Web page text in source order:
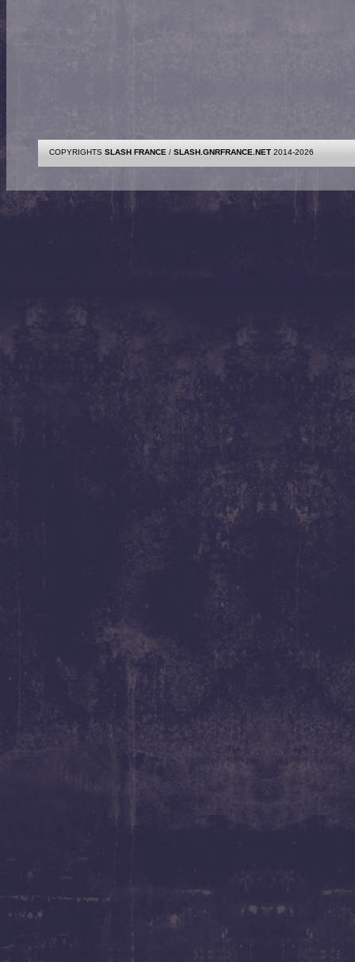
COPYRIGHTS SLASH FRANCE / SLASH.GNRFRANCE.NET 2014-2026